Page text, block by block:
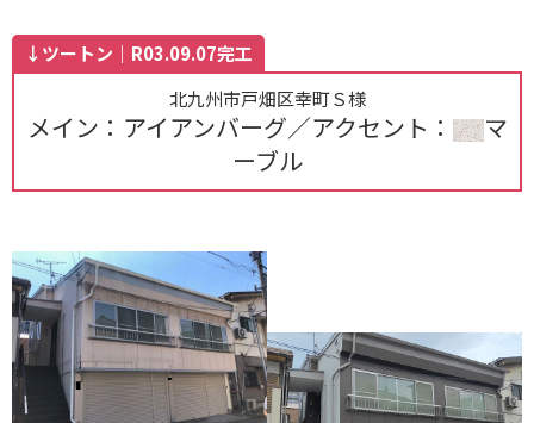
↓ツートン｜R03.09.07完工
北九州市戸畑区幸町Ｓ様
メイン：アイアンバーグ／アクセント：
マ
ーブル